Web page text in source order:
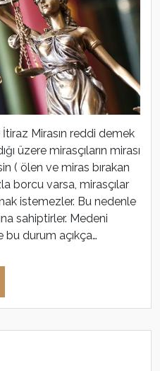
İtiraz Mirasın reddi demek
üzere mirasçıların mirası
( ölen ve miras bırakan
borcu varsa, mirasçılar
istemezler. Bu nedenle
sahiptirler. Medeni
bu durum açıkça…